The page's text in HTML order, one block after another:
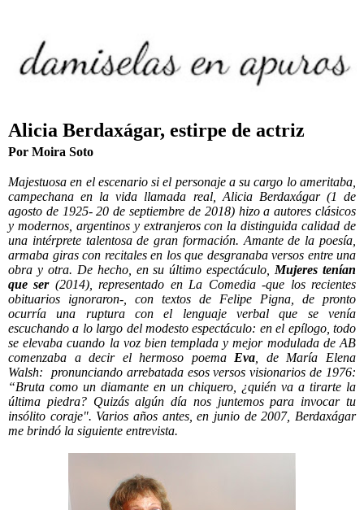
Alicia Berdaxágar, estirpe de actriz
Por Moira Soto
Majestuosa en el escenario si el personaje a su cargo lo ameritaba,
campechana en la vida llamada real, Alicia Berdaxágar (1 de
agosto de 1925- 20 de septiembre de 2018) hizo a autores clásicos
y modernos, argentinos y extranjeros con la distinguida calidad de
una intérprete talentosa de gran formación. Amante de la poesía,
armaba giras con recitales en los que desgranaba versos entre una
obra y otra. De hecho, en su último espectáculo,Mujeres tenían
que ser(2014), representado en La Comedia -que los recientes
obituarios ignoraron-, con textos de Felipe Pigna, de pronto
ocurría una ruptura con el lenguaje verbal que se venía
escuchando a lo largo del modesto espectáculo: en el epílogo, todo
se elevaba cuando la voz bien templada y mejor modulada de AB
comenzaba a decir el hermoso poemaEva, de María Elena
Walsh: pronunciando arrebatada esos versos visionarios de 1976:
“Bruta como un diamante en un chiquero, ¿quién va a tirarte la
última piedra? Quizás algún día nos juntemos para invocar tu
insólito coraje". Varios años antes, en junio de 2007, Berdaxágar
me brindó la siguiente entrevista.